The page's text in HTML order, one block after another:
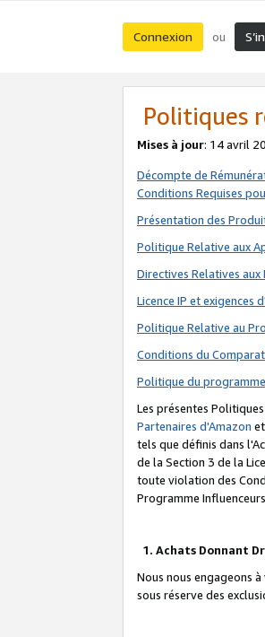
Connexion ou
Politiques
Mises à jour: 14 avril
Décompte de
Conditions Requises
Présentation des
Politique Relative aux
Directives Relatives
Licence IP et exigences
Politique Relative au
Conditions du
Politique du
Les présentes
Partenaires d'Amazon
tels que définis dans
de la Section 3 de la
toute violation des
Programme
1. Achats Donnant
Nous nous engageons
sous réserve des